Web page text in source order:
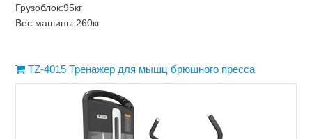
Грузоблок:95кг
Вес машины:260кг
TZ-4015 Тренажер для мышц брюшного пресса